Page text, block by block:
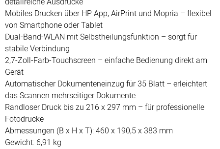
Mobiles Drucken über HPApp,AirPrint und Mopria – flexibel
von SmartphoneoderTablet
Dual-Band-WLAN mitSelbstheilungsfunktion – sorgtfür
stabileVerbindung
2,7-Zoll-Farb-Touchscreen – einfache Bedienung direktam
Gerät
Automatischer Dokumenteneinzug für35 Blatt – erleichtert
dasScannen mehrseitiger Dokumente
Randloser Druck biszu 216 x 297 mm – für professionelle
Fotodrucke
Abmessungen (B x H xT): 460 x 190,5x383 mm
Gewicht: 6,91 kg